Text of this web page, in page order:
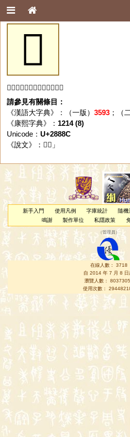
𨢌
「𨢌」字未收錄於本資料庫。
請參見有關條目：
《漢語大字典》：（一版） 3593；（
《康熙字典》： 1214 (8)
Unicode： U+2888C
《說文》：「 𨢌 」
新手入門 使用凡例 字庫統計 隨機
鳴謝
製作單位 私隱政策
（管理員 ）
在線人數： 3718
自 2014 年 7 月 8 日
瀏覽人數：
使用次數：